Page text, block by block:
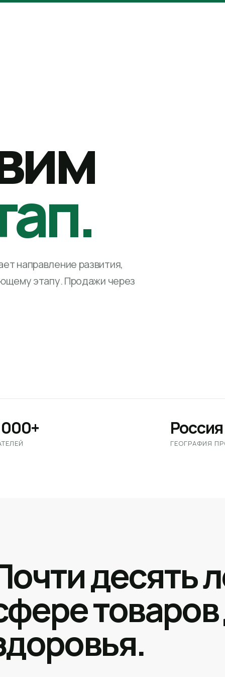
направление развития,
этапу. Продажи через
Россия
ГЕОГРАФИЯ
десять